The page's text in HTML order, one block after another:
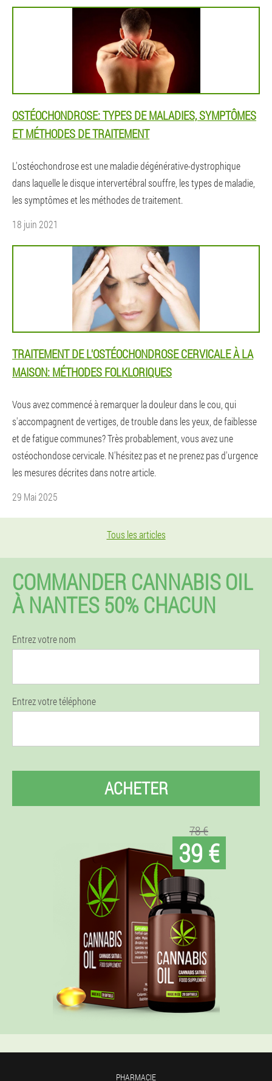
OSTÉOCHONDROSE: TYPES DE MALADIES, SYMPTÔMES
ET MÉTHODES DE TRAITEMENT
L'ostéochondrose est une maladie dégénérative-dystrophique
dans laquelle le disque intervertébral souffre, les types de maladie,
les symptômes et les méthodes de traitement.
18 juin 2021
TRAITEMENT DE L'OSTÉOCHONDROSE CERVICALE À LA
MAISON: MÉTHODES FOLKLORIQUES
Vous avez commencé à remarquer la douleur dans le cou, qui
s'accompagnent de vertiges, de trouble dans les yeux, de faiblesse
et de fatigue communes? Très probablement, vous avez une
ostéochondose cervicale. N'hésitez pas et ne prenez pas d'urgence
les mesures décrites dans notre article.
29 Mai 2025
Tous les articles
COMMANDER CANNABIS OIL
À NANTES 50% CHACUN
Entrez votre nom
Entrez votre téléphone
ACHETER
78 €
39 €
PHARMACIE